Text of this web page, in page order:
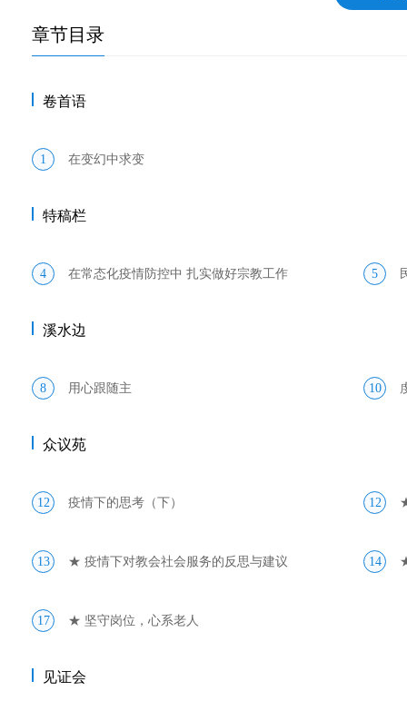
章节目录
卷首语
1 在变幻中求变
特稿栏
4 在常态化疫情防控中 扎实做好宗教工作 5
溪水边
8 用心跟随主 10
众议苑
12 疫情下的思考（下） 12
13 ★ 疫情下对教会社会服务的反思与建议 14
17 ★ 坚守岗位，心系老人
见证会